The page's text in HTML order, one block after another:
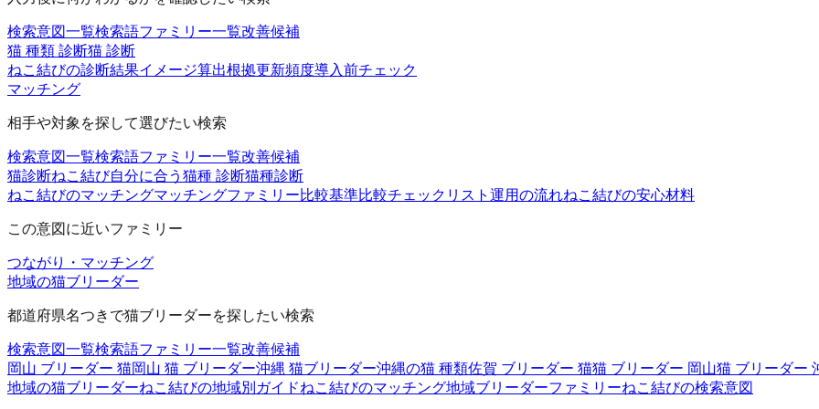
検索意図一覧検索語ファミリー一覧改善候補
猫 種類 診断猫 診断
ねこ結びの診断結果イメージ算出根拠更新頻度導入前チェック
マッチング
相手や対象を探して選びたい検索
検索意図一覧検索語ファミリー一覧改善候補
猫診断ねこ結び自分に合う猫種 診断猫種診断
ねこ結びのマッチングマッチングファミリー比較基準比較チェックリスト 運用の流れねこ結びの安心材料
この意図に近いファミリー
つながり・マッチング
地域の猫ブリーダー
都道府県名つきで猫ブリーダーを探したい検索
検索意図一覧検索語ファミリー一覧改善候補
岡山 ブリーダー 猫岡山 猫 ブリーダー沖縄 猫ブリーダー沖縄の猫 種類佐賀 ブリーダー 猫猫 ブリーダー 岡山猫 ブリーダー
地域の猫ブリーダーねこ結びの地域別ガイドねこ結びのマッチング地域ブリーダーファミリーねこ結びの検索意図